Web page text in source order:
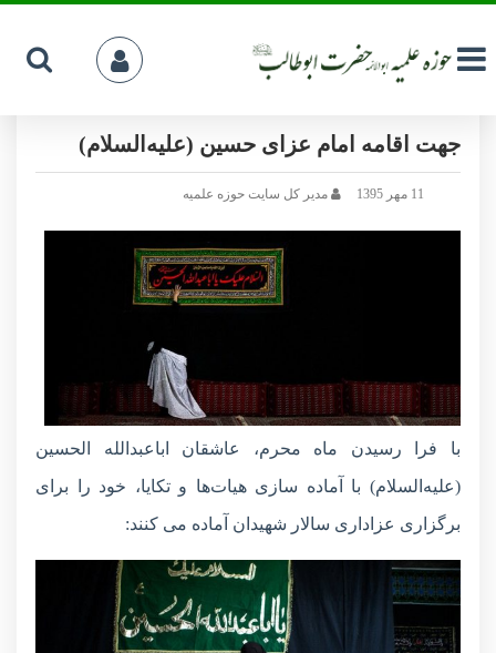
ببینید؛ گزارش تصویری از آماده سازی تکایا
جهت اقامه امام عزای حسین (علیه‌السلام)
مدیر کل سایت حوزه علمیه
با فرا رسیدن ماه محرم، عاشقان اباعبدالله الحسین
(علیه‌السلام) با آماده سازی هیات‌ها و تکایا، خود را برای
برگزاری عزاداری سالار شهیدان آماده می کنند: